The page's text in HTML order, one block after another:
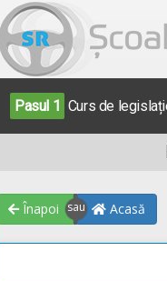
Pasul 1 Curs de
Înapoi Acasă